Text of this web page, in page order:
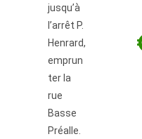
jusqu’à
l’arrêt P.
Henrard,
emprun
ter la
rue
Basse
Préalle.